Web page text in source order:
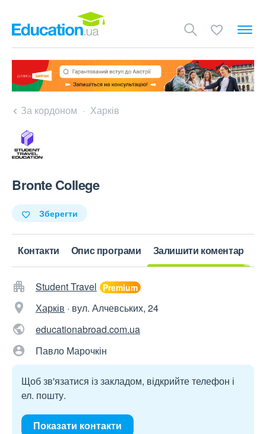
За кордоном Харків
Bronte College
Зберегти
Контакти Опис програми Залишити коментар
Student Travel
Харків · вул. Алчевських, 24
educationabroad.com.ua
Павло Марочкін
Щоб зв'язатися із закладом, відкрийте телефон і
ел. пошту.
Показати контакти